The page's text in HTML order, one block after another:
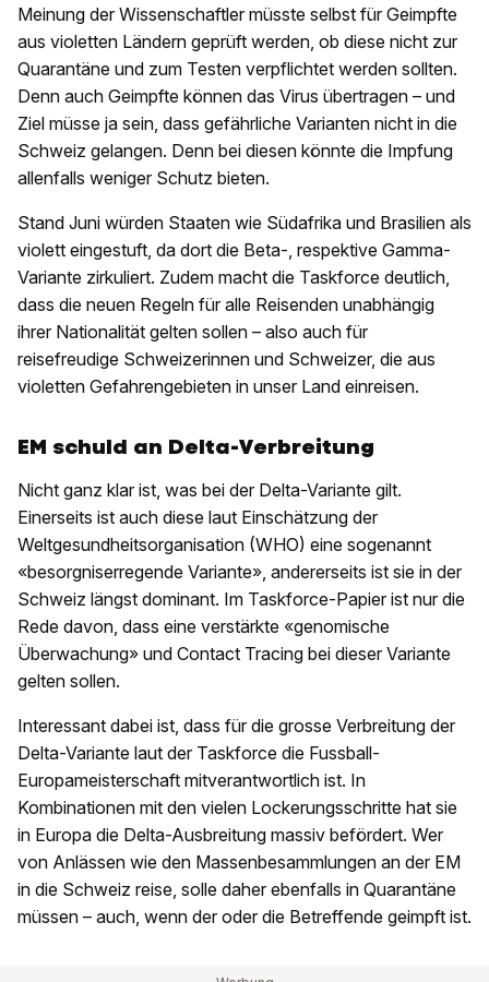
Meinung der Wissenschaftler müsste selbst für Geimpfte
aus violetten Ländern geprüft werden, ob diese nicht zur
Quarantäne und zum Testen verpflichtet werden sollten.
Denn auch Geimpfte können das Virus übertragen – und
Ziel müsse ja sein, dass gefährliche Varianten nicht in die
Schweiz gelangen. Denn bei diesen könnte die Impfung
allenfalls weniger Schutz bieten.
Stand Juni würden Staaten wie Südafrika und Brasilien als
violett eingestuft, da dort die Beta-, respektive Gamma-
Variante zirkuliert. Zudem macht die Taskforce deutlich,
dass die neuen Regeln für alle Reisenden unabhängig
ihrer Nationalität gelten sollen – also auch für
reisefreudige Schweizerinnen und Schweizer, die aus
violetten Gefahrengebieten in unser Land einreisen.
EM schuld an Delta-Verbreitung
Nicht ganz klar ist, was bei der Delta-Variante gilt.
Einerseits ist auch diese laut Einschätzung der
Weltgesundheitsorganisation (WHO) eine sogenannt
«besorgniserregende Variante», andererseits ist sie in der
Schweiz längst dominant. Im Taskforce-Papier ist nur die
Rede davon, dass eine verstärkte «genomische
Überwachung» und Contact Tracing bei dieser Variante
gelten sollen.
Interessant dabei ist, dass für die grosse Verbreitung der
Delta-Variante laut der Taskforce die Fussball-
Europameisterschaft mitverantwortlich ist. In
Kombinationen mit den vielen Lockerungsschritte hat sie
in Europa die Delta-Ausbreitung massiv befördert. Wer
von Anlässen wie den Massenbesammlungen an der EM
in die Schweiz reise, solle daher ebenfalls in Quarantäne
müssen – auch, wenn der oder die Betreffende geimpft ist.